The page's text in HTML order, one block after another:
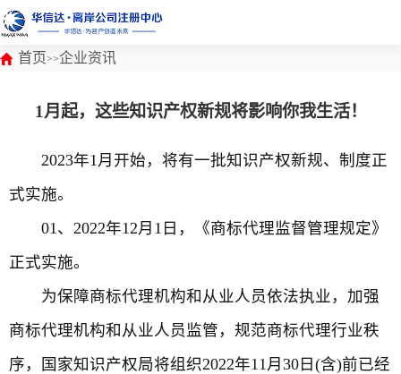
首页>>企业资讯
1月起，这些知识产权新规将影响你我生活！
2023年1月开始，将有一批知识产权新规、制度正
式实施。
01、2022年12月1日，《商标代理监督管理规定》
正式实施。
为保障商标代理机构和从业人员依法执业，加强
商标代理机构和从业人员监管，规范商标代理行业秩
序，国家知识产权局将组织2022年11月30日(含)前已经